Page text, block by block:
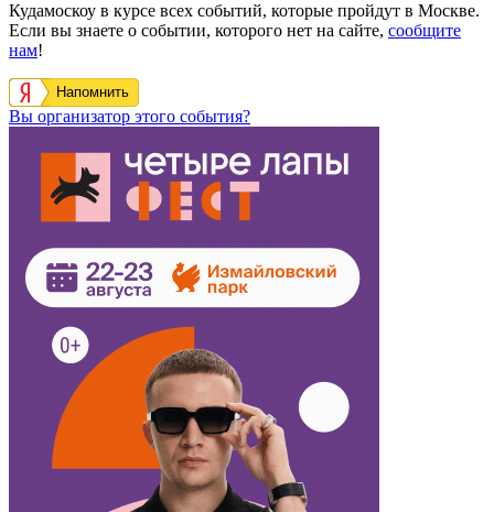
Кудамоскоу в курсе всех событий, которые пройдут в Москве.
Если вы знаете о событии, которого нет на сайте, сообщите
нам!
Напомнить
Вы организатор этого события?